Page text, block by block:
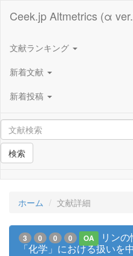
Ceek.jp Altmetrics (α
文献ランキング
新着文献
新着投稿
検索
ホーム 文献詳細
3 0 0 0 OA
リン
「化学」における扱いを